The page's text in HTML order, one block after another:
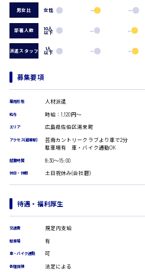
介護・医療系
医師
看護師
オフィスワーク系
貿易事務
データ入力
コールセンターオペレーター
経理事務
営業事務
IT・クリエイティブ系
WEBデザイナー
校正・編集
システムエンジニア
広島市安佐南区
時給1300円～
時給1400円～
時給1500円以上
男女比 女性
部署人数 10人
以下
派遣スタッフ 1人
以下
募集要項
雇用形態 人材派遣
給与 時給：1,120円～
エリア 広島県佐伯区湯来町
アクセス(最寄駅)
芸南カントリークラブより車で2分
駐車場有 車・バイク通勤OK
就業時間 8:30〜15:00
休日・休暇 土日祝休み(会社暦)
待遇・福利厚生
交通費 規定内支給
駐車場 有
車・バイク通勤 可
各種保険 法定による